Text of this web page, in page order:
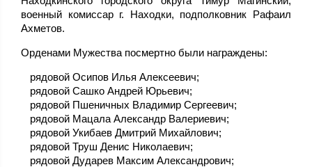
военный комиссар г. Находки, подполковник Рафаил
Ахметов.
Орденами Мужества посмертно были награждены:
рядовой Осипов Илья Алексеевич;
рядовой Сашко Андрей Юрьевич;
рядовой Пшеничных Владимир Сергеевич;
рядовой Мацала Александр Валериевич;
рядовой Укибаев Дмитрий Михайлович;
рядовой Труш Денис Николаевич;
рядовой Дударев Максим Александрович;